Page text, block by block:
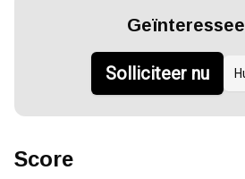
Solliciteer nu
Score